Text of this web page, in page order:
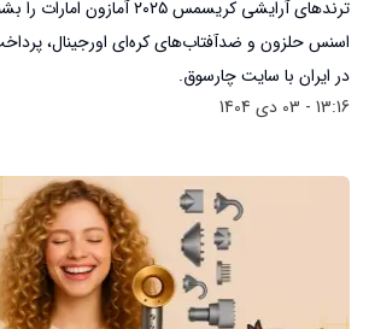
ترندهای آرایشی کریسمس ۲۰۲۵ آمازون
اسنس حلزون و ضدآفتاب‌های کره‌ای اورجینال،
در ایران با سایت چارسوق.
13:16 - 03 دی 1404